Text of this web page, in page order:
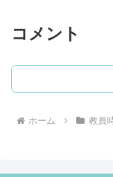
コメント
ホーム 教員